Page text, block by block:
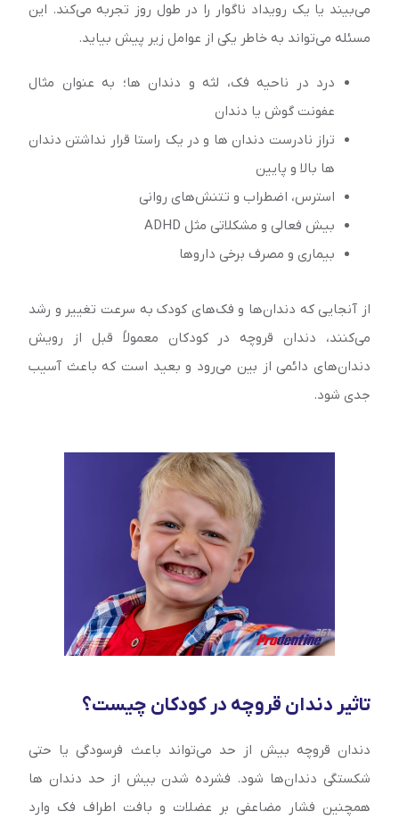
می‌بیند یا یک رویداد ناگوار را در طول روز تجربه می‌کند. این
مسئله می‌تواند به خاطر یکی از عوامل زیر پیش بیاید.
درد در ناحیه فک، لثه و دندان ها؛ به عنوان مثال
عفونت گوش یا دندان
تراز نادرست دندان ها و در یک راستا قرار نداشتن دندان
ها بالا و پایین
استرس، اضطراب و تتنش‌های روانی
بیش فعالی و مشکلاتی مثل ADHD
بیماری و مصرف برخی داروها
از آنجایی که دندان‌ها و فک‌های کودک به سرعت تغییر و رشد
می‌کنند، دندان قروچه در کودکان معمولاً قبل از رویش
دندان‌های دائمی ‌از بین می‌رود و بعید است که باعث آسیب
جدی شود.
تاثیر دندان قروچه در کودکان چیست؟
دندان قروچه بیش از حد می‌تواند باعث فرسودگی یا حتی
شکستگی دندان‌ها شود. فشرده شدن بیش از حد دندان ها
همچنین فشار مضاعفی بر عضلات و بافت اطراف فک وارد